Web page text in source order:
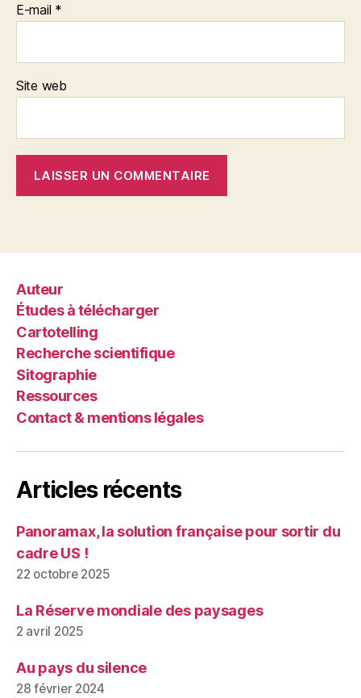
E-mail *
Site web
Auteur
Études à télécharger
Cartotelling
Recherche scientifique
Sitographie
Ressources
Contact & mentions légales
Articles récents
Panoramax, la solution française pour sortir du
cadre US !
22 octobre 2025
La Réserve mondiale des paysages
2 avril 2025
Au pays du silence
28 février 2024